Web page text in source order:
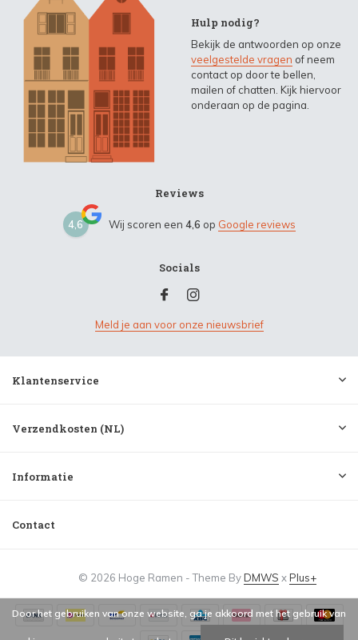
Hulp nodig?
Bekijk de antwoorden op onze
veelgestelde vragen of neem
contact op door te bellen,
mailen of chatten. Kijk hiervoor
onderaan op de pagina.
Reviews
4,6 Wij scoren een 4,6 op Google reviews
Socials
Meld je aan voor onze nieuwsbrief
Klantenservice
Verzendkosten (NL)
Informatie
Contact
© 2026 Hoge Ramen - Theme ByDMWS xPlus+
Door het gebruiken van onze website, ga je akkoord met het gebruik van